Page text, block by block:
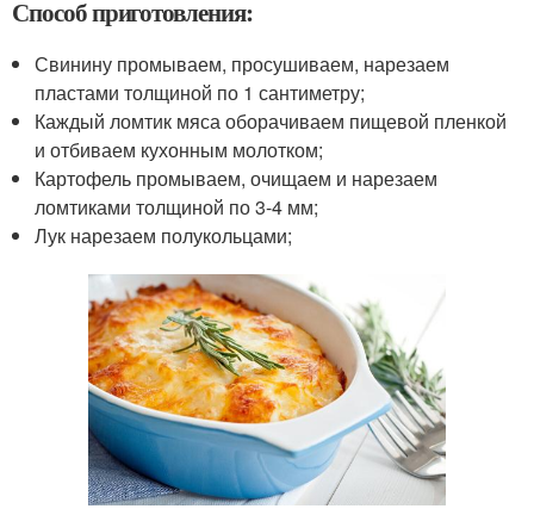
Способ приготовления:
Свинину промываем, просушиваем, нарезаем
пластами толщиной по 1 сантиметру;
Каждый ломтик мяса оборачиваем пищевой пленкой
и отбиваем кухонным молотком;
Картофель промываем, очищаем и нарезаем
ломтиками толщиной по 3-4 мм;
Лук нарезаем полукольцами;